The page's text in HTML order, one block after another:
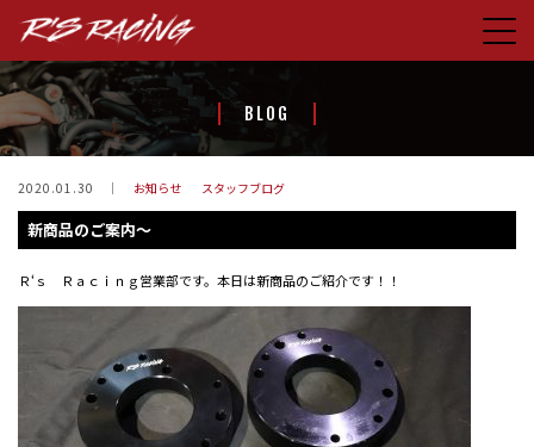
HOME
CONCEPT
PRODUCTS
BLOG
ABOUT US
CONTACT
FACEBOOK
BLOG
2020.01.30 お知らせ スタッフブログ
新商品のご案内～
Ｒ‘ｓ Ｒａｃｉｎｇ営業部です。本日は新商品のご紹介です！！